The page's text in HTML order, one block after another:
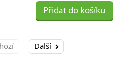
Přidat do košíku
Další